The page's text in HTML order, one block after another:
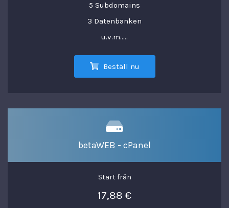
5 Subdomains
3 Datenbanken
u.v.m.....
Beställ nu
betaWEB - cPanel
Start från
17,88 €